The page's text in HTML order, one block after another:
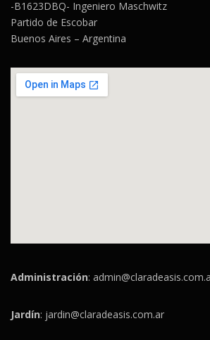
-B1623DBQ- Ingeniero Maschwitz
Partido de Escobar
Buenos Aires – Argentina
Administración:
Jardín: jardin@claradeasis.com.ar